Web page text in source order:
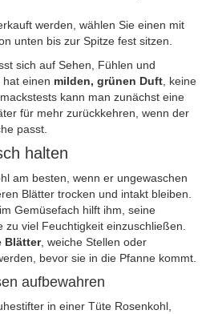
werden, wählen Sie einen mit
unten bis zur Spitze fest sitzen.
sich auf Sehen, Fühlen und
hat einen milden, grünen Duft , keine
kann man zunächst eine
für mehr zurückkehren, wenn der
passt.
halten
am besten, wenn er ungewaschen
Blätter trocken und intakt bleiben.
im Gemüsefach hilft ihm, seine
viel Feuchtigkeit einzuschließen.
Blätter, weiche Stellen oder
bevor sie in die Pfanne kommt.
aufbewahren
in einer Tüte Rosenkohl,